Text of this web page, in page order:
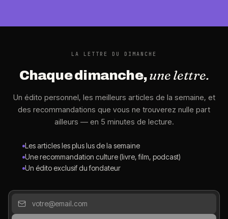
LA LETTRE DU DIMANCHE
Chaque dimanche,une lettre.
Un édito personnel, les meilleurs articles de la semaine, et
des recommandations que vous ne trouverez nulle part
ailleurs — en 5 minutes de lecture.
Les articles les plus lus de la semaine
Une recommandation culture (livre, film, podcast)
Un édito exclusif du fondateur